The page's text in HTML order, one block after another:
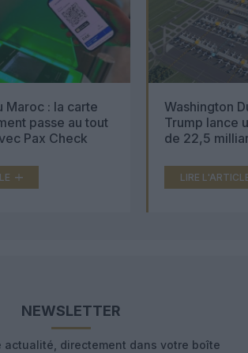
Maroc : la carte
passe au tout
Pax Check
Washington
Trump lance
de 22,5
LIRE
NEWSLETTER
actualité, directement dans votre boîte